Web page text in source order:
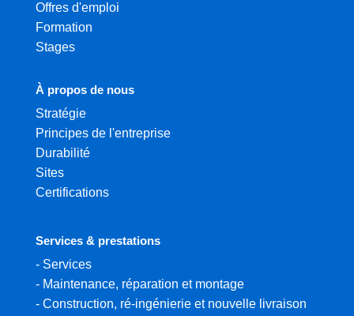
Offres d'emploi
Formation
Stages
À propos de nous
Stratégie
Principes de l'entreprise
Durabilité
Sites
Certifications
Services & prestations
- Services
- Maintenance, réparation et montage
- Construction, ré-ingénierie et nouvelle livraison